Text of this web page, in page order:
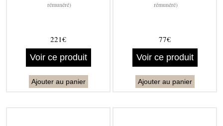
rémunéré)
221€
Voir ce produit
Ajouter au panier
rémunéré)
77€
Voir ce produit
Ajouter au panier